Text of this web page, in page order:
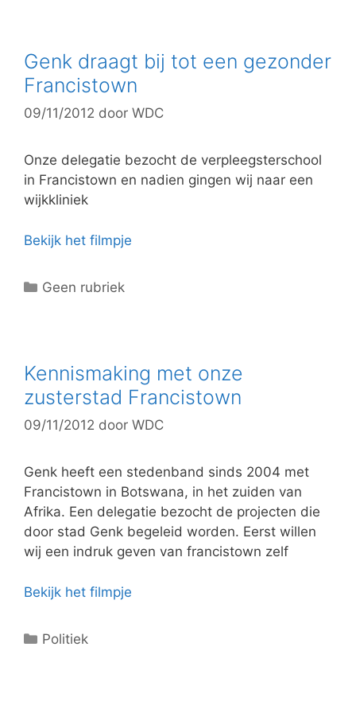
g
o
r
i
ë
n
Genk draagt bij tot een gezonder
Francistown
09/11/2012 door WDC
Onze delegatie bezocht de verpleegsterschool
in Francistown en nadien gingen wij naar een
wijkkliniek
Bekijk het filmpje
C
g
o
r
i
ë
n
Geen rubriek
Kennismaking met onze
zusterstad Francistown
09/11/2012 door WDC
Genk heeft een stedenband sinds 2004 met
Francistown in Botswana, in het zuiden van
Afrika. Een delegatie bezocht de projecten die
door stad Genk begeleid worden. Eerst willen
wij een indruk geven van francistown zelf
Bekijk het filmpje
C
Politiek